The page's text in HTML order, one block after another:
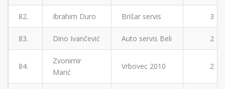
82. Ibrahim Duro Brišar servis 3
83. Dino Ivančević Auto servis Beli 2
84.
Zvonimir
Marić
Vrbovec 2010 2